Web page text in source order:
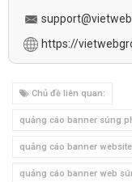
https://
Chủ đề liên quan:
quảng cáo banner súng
quảng cáo banner
quảng cáo banner web